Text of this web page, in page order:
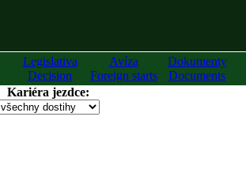
Legislativa
Decision
Avíza
Foreign starts
Dokumenty
Documents
Kariéra jezdce: